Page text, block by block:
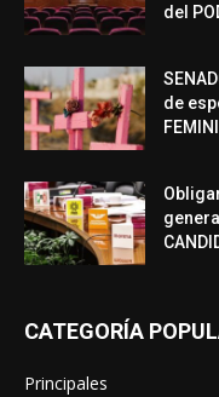
del
de
CATEGORÍA
Principales